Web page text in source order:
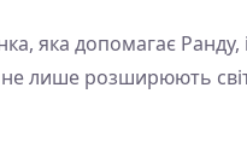
яка допомагає
не лише розширюють